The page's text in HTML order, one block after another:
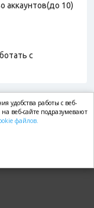
аккаунтов(до 10)
с
удобства работы с веб-
веб-сайте подразумевают
файлов.